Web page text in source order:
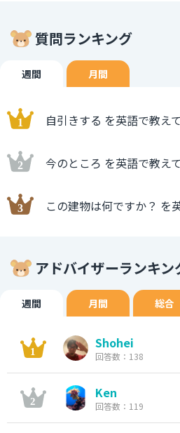
質問ランキング
週間 月間
自引きする を英語で教え
今のところ を英語で教え
この建物は何ですか？ を
アドバイザーランキン
週間 月間 総合
Shohei
回答数：138
Ken
回答数：119